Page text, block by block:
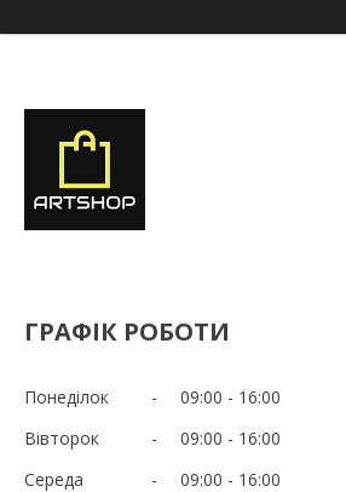
ГРАФІК РОБОТИ
Понеділок 09:00
16:00
Вівторок
09:00
16:00
Середа
09:00
16:00